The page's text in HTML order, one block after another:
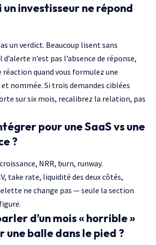
un investisseur ne répond
un verdict. Beaucoup lisent sans
n’est pas l’absence de réponse,
réaction quand vous formulez une
nommée. Si trois demandes ciblées
sur six mois, recalibrez la relation, pas
pour une SaaS vs une
?
NRR, burn, runway.
take rate, liquidité des deux côtés,
ne change pas — seule la section
d’un mois « horrible »
une balle dans le pied ?